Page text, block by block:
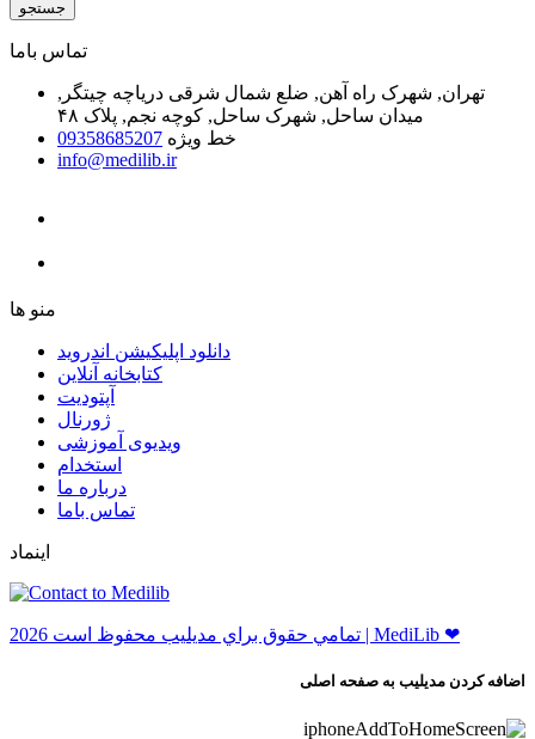
جستجو
ﺗﻤﺎﺱ ﺑﺎﻣﺎ
تهران, شهرک راه آهن, ضلع شمال شرقی دریاچه چیتگر,
میدان ساحل, شهرک ساحل, کوچه نجم, پلاک ۴۸
خط ویژه 09358685207
info@medilib.ir
ﻣﻨﻮ ﻫﺎ
دانلود اپلیکیشن اندروید
ﮐﺘﺎﺑﺨﺎﻧﻪ ﺁﻧﻼﯾﻦ
ﺁﭘﺘﻮﺩﯾﺖ
ﮊﻭﺭﻧﺎﻝ
ویدیوی آموزشی
استخدام
درباره ما
ﺗﻤﺎﺱ ﺑﺎﻣﺎ
اینماد
ﺗﻤﺎﻣﻲ ﺣﻘﻮﻕ ﺑﺮاﻱ ﻣﺪﻳﻠﻴﺐ ﻣﺤﻔﻮﻅ اﺳﺖ 2026 | MediLib ❤
اضافه کردن مدیلیب به صفحه اصلی